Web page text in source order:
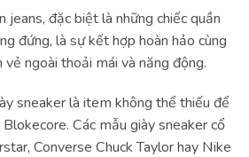
jeans, đặc biệt là những chiếc quần
đứng, là sự kết hợp hoàn hảo cùng
ngoài thoải mái và năng động.
sneaker là item không thể thiếu để
Các mẫu giày sneaker cổ
Converse Chuck Taylor hay Nike